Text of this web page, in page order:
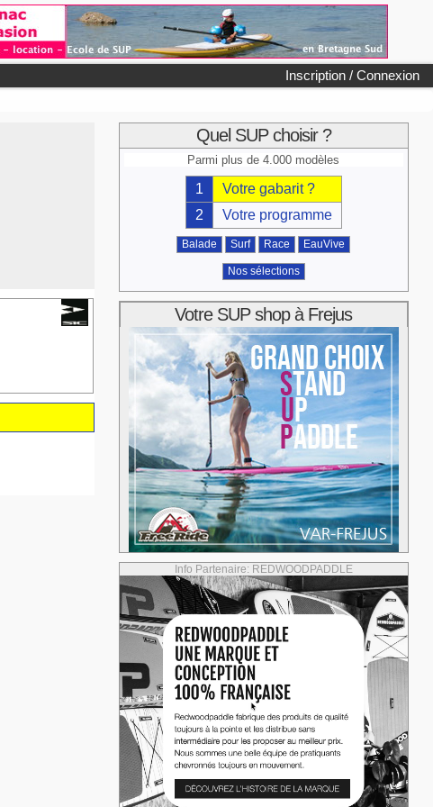
Inscription / Connexion
Quel SUP choisir ?
Parmi plus de 4.000 modèles
1
Votre gabarit ?
2
Votre programme
Balade Surf Race EauVive
Nos sélections
Votre SUP shop à Frejus
Info Partenaire: REDWOODPADDLE